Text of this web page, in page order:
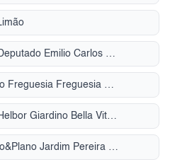
Condomínio Residencial Deputado Emilio Carlos Limão
Condomínio Vibra Estação Freguesia Freguesia do Ó
Condomínio Residencial Helbor Giardino Bella Vita Jardim Pereira Leite
Condomínio Unni by Plano&Plano Jardim Pereira Leite